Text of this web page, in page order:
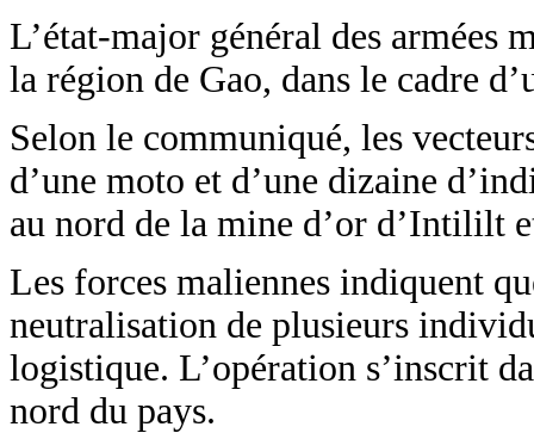
L’état-major général des armées
la région de Gao, dans le cadre
Selon le communiqué, les
d’une moto et d’une dizaine
au nord de la mine d’or d’Intililt
Les forces maliennes indiquent
neutralisation de plusieurs
logistique. L’opération s’inscrit
nord du pays.